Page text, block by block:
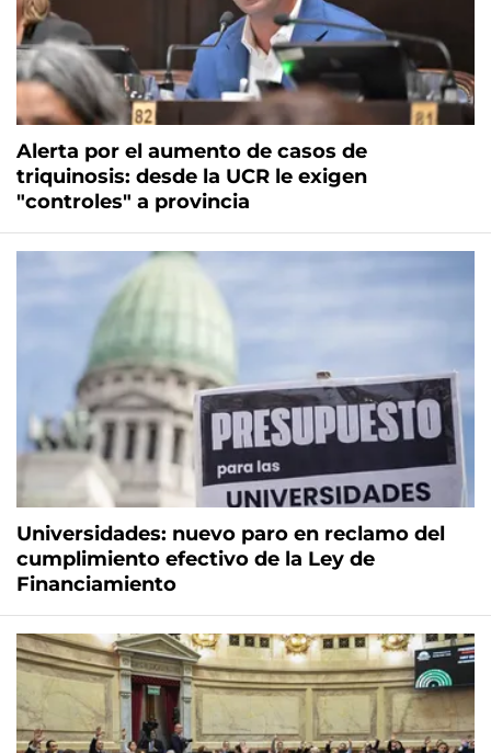
Alerta por el aumento de casos de
triquinosis: desde la UCR le exigen
"controles" a provincia
Universidades: nuevo paro en reclamo del
cumplimiento efectivo de la Ley de
Financiamiento